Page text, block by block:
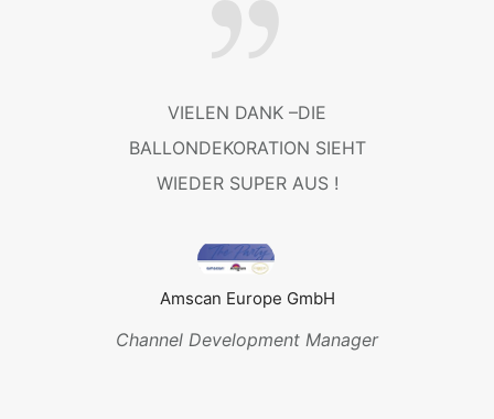
VIELEN DANK –DIE
BALLONDEKORATION SIEHT
WIEDER SUPER AUS !
Amscan Europe GmbH
Channel Development Manager